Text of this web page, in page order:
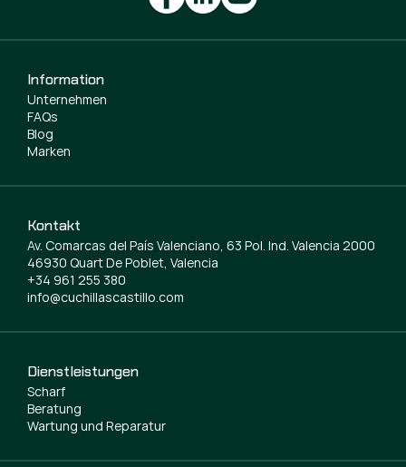
Dienstleistungen
Scharf
Beratung
Wartung und Reparatur
Information
Unternehmen
FAQs
Blog
Marken
Kontakt
Av. Comarcas del País Valenciano, 63 Pol. Ind. Valencia 2000
46930 Quart De Poblet, Valencia
+34 961 255 380
info@cuchillascastillo.com